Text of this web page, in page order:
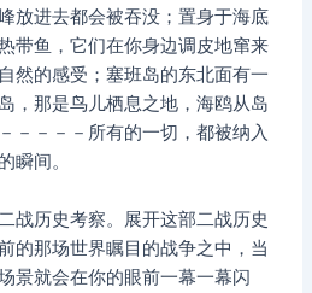
放进去都会被吞没；置身于海底
带鱼，它们在你身边调皮地窜来
然的感受；塞班岛的东北面有一
，那是鸟儿栖息之地，海鸥从岛
－－－－所有的一切，都被纳入
瞬间。
历史考察。展开这部二战历史
的那场世界瞩目的战争之中，当
景就会在你的眼前一幕一幕闪